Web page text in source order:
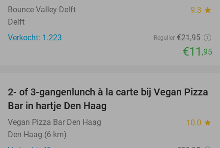
Bounce Valley Delft 9.3 star
Delft
Verkocht: 1.223
Regulier €21,95
€11 ,95
33%
2- of 3-gangenlunch à la carte bij Vegan Pizza
Bar in hartje Den Haag
Vegan Pizza Bar Den Haag 10.0 star
Den Haag (6 km)